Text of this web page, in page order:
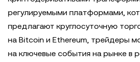
регулируемыми платформами,
предлагают круглосуточную
на Bitcoin и Ethereum, трейдеры
на ключевые события на рынке в